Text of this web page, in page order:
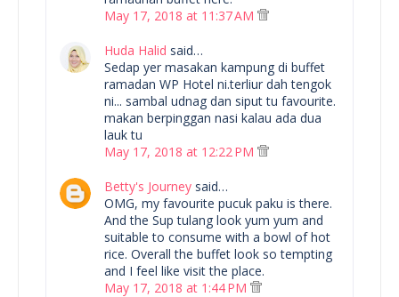
May 17, 2018 at 11:37 AM
Huda Halid said…
Sedap yer masakan kampung di buffet
ramadan WP Hotel ni.terliur dah tengok
ni... sambal udnag dan siput tu favourite.
makan berpinggan nasi kalau ada dua
lauk tu
May 17, 2018 at 12:22 PM
Betty's Journey said…
OMG, my favourite pucuk paku is there.
And the Sup tulang look yum yum and
suitable to consume with a bowl of hot
rice. Overall the buffet look so tempting
and I feel like visit the place.
May 17, 2018 at 1:44 PM